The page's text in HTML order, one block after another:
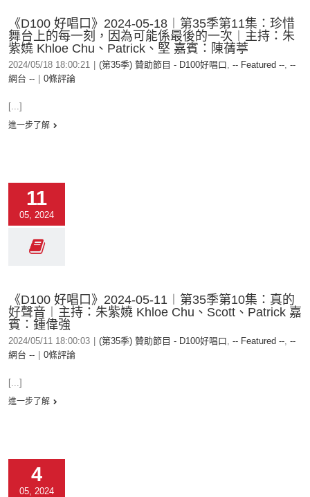
《D100 好唱口》2024-05-18︱第35季第11集：珍惜
舞台上的每一刻，因為可能係最後的一次︱主持：朱
紫嬈 Khloe Chu、Patrick、堅 嘉賓：陳蒨葶
2024/05/18 18:00:21 (第35季) 贊助節目 - D100好唱口, -- Featured --, --
網台 --
0條評論
[...]
進一步了解
11
05, 2024
《D100 好唱口》2024-05-11︱第35季第10集：真的
好聲音︱主持：朱紫嬈 Khloe Chu、Scott、Patrick 嘉
賓：鍾偉強
2024/05/11 18:00:03 (第35季) 贊助節目 - D100好唱口, -- Featured --, --
網台 --
0條評論
[...]
進一步了解
4
05, 2024